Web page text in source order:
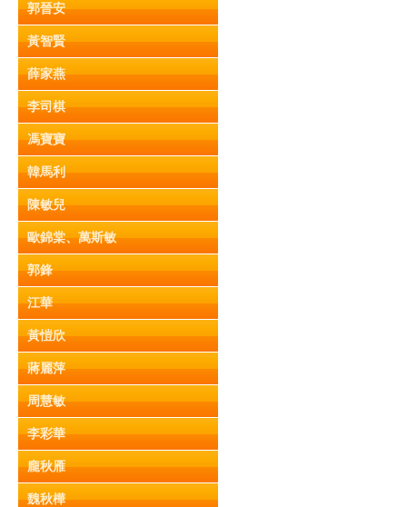
郭晉安
黃智賢
薛家燕
李司棋
馮寶寶
韓馬利
陳敏兒
歐錦棠、萬斯敏
郭鋒
江華
黃愷欣
蔣麗萍
周慧敏
李彩華
龐秋雁
魏秋樺